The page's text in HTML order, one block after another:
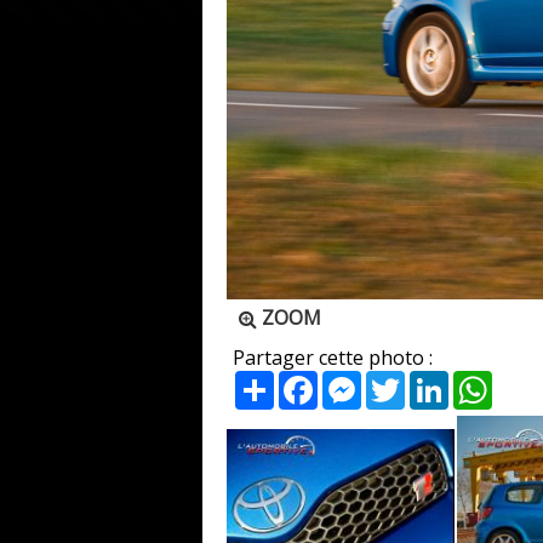
ZOOM
Partager cette photo :
PartagerFacebookMessenger
TwitterLinkedIn